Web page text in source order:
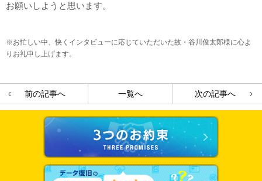
お願いしようと思います。
※お忙しい中、快くインタビューに応じていただいた故・谷川俊太郎様に心よ
りお礼申し上げます。
前の記事へ 一覧へ 次の記事へ